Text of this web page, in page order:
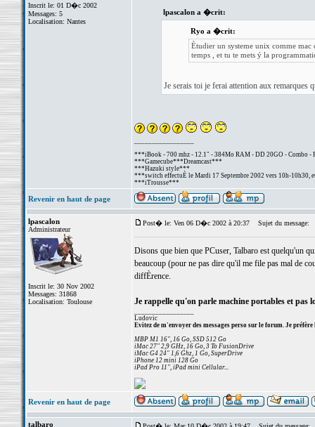
Inscrit le: 01 D�c 2002
Messages: 5
Localisation: Nantes
lpascalon a �crit:
Ryo a �crit:
Ètudier un systeme unix comme
temps , et tu te mets ý la
Je serais toi je ferai attention aux
***iBook - 700 mhz - 12.1" - 384Mo RAM - DD 20GO - Combo -
***Gamecube***Dreamcast***
***Hazuki style***
***switch effectuÈ le Mardi 17 Septembre 2002 vers 10h-10h30,
***iTrousse***
Revenir en haut de page
lpascalon
Administrateur
Inscrit le: 30 Nov 2002
Messages: 31868
Localisation: Toulouse
Post� le: Ven 06 D�c 2002 à 20:37 Sujet du message:
Disons que bien que PCuser, Talbaro est quelqu'un
beaucoup (pour ne pas dire qu'il me file pas mal de
diffÈrence.
Je rappelle qu'on parle machine portables et pas
Ludovic
Evitez de m'envoyer des messages perso sur le forum. Je préfère
MBP M1 16", 16 Go, SSD 512 Go
iMac 27" 2,9 GHz, 16 Go, 3 To FusionDrive
iMac G4 24" 1,6 Ghz, 1 Go, SuperDrive
iPhone 12 mini 128 Go
iPad Pro 11", iPad mini Cellular...
Revenir en haut de page
talbaro